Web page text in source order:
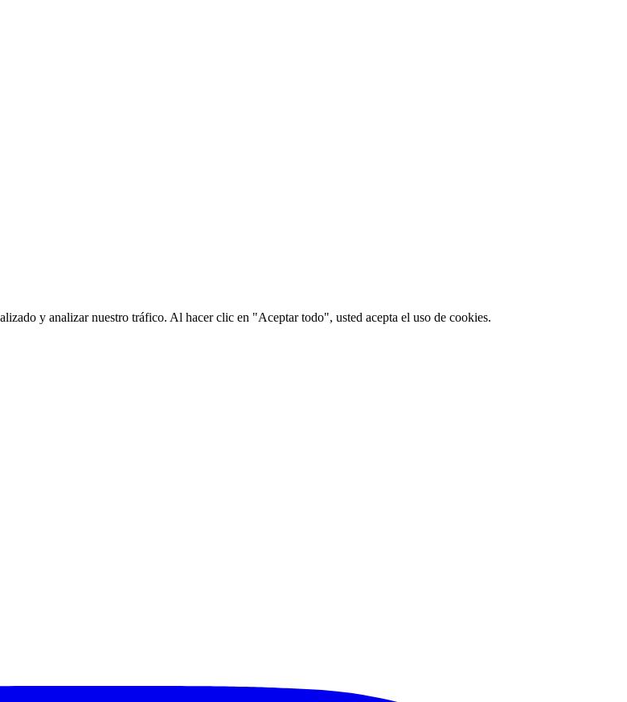
y analizar nuestro tráfico. Al hacer clic en "Aceptar todo", usted acepta el uso de cookies.